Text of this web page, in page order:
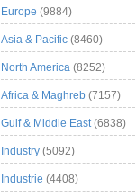
Europe (9884)
Asia & Pacific (8460)
North America (8252)
Africa & Maghreb (7157)
Gulf & Middle East(6838)
Industry (5092)
Industrie (4408)